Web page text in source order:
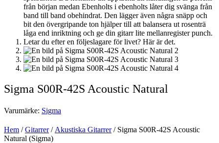
Sigma S00R-42S Acoustic Natural
Varumärke: Sigma
Hem /Gitarrer/ Akustiska Gitarrer/ Sigma S00R-42S Acoustic
Natural (Sigma)